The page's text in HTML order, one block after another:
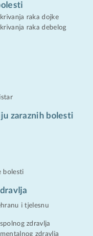
raka dojke
raka debelog
zaraznih bolesti
bolesti
i tjelesnu
zdravlja
zdravlja